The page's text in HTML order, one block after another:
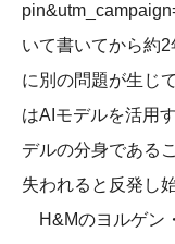
いて書いてから約
に別の問題が生じ
はAIモデルを活用
デルの分身である
失われると反発し
H&Mのヨルゲン